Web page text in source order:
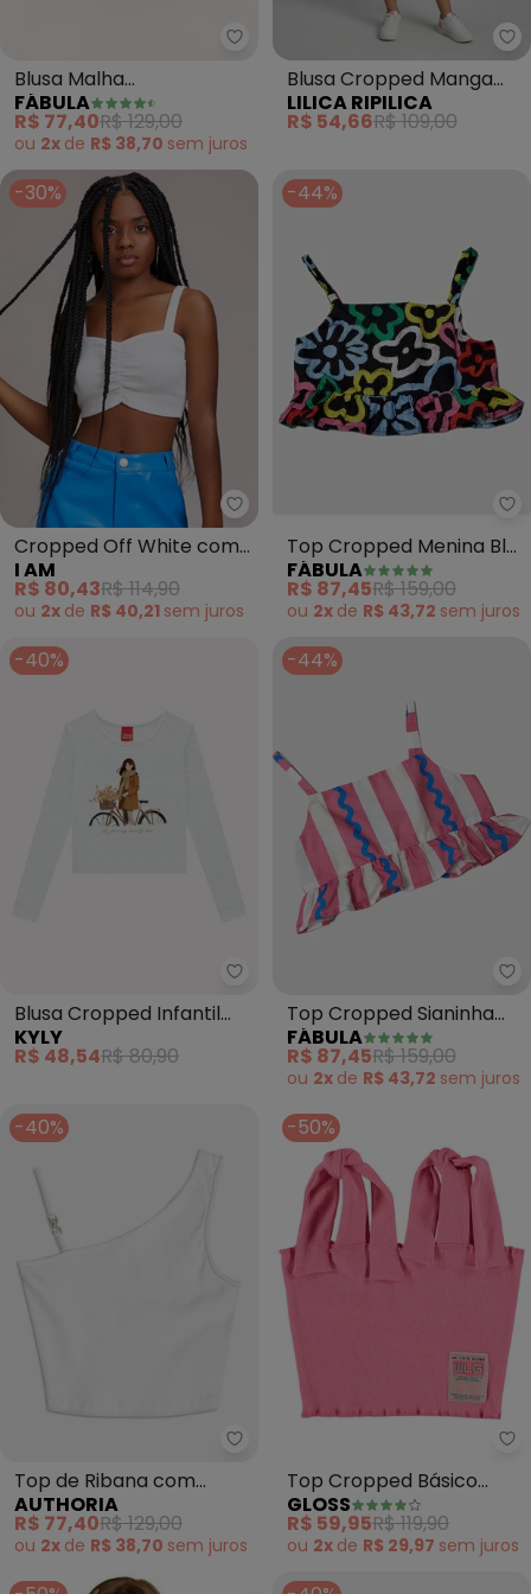
Fábula - Blusa Malha
Blusa Malha
Manchadinha (Preto)
FÁBULA
R$ 77,40R$ 129,00
ou 2x de R$ 38,70 sem juros
Blusa Cropped Manga
Curta Infantil (Branco)
LILICA RIPILICA
R$ 54,66R$ 109,00
-30%
I Am - Cropped Off White com
Cropped Off White com
Franzido (Off White)
I AM
R$ 80,43R$ 114,90
ou 2x de R$ 40,21 sem juros
-44%
Top Cropped Menina Blu
(Preto)
FÁBULA
R$ 87,45R$ 159,00
ou 2x de R$ 43,72 sem juros
-40%
Kyly - Blusa Cropped Infantil
Blusa Cropped Infantil
Menina Estampa (Cinza)
KYLY
R$ 48,54R$ 80,90
-44%
Top Cropped Sianinha
(Rosa)
FÁBULA
R$ 87,45R$ 159,00
ou 2x de R$ 43,72 sem juros
-40%
Top de Ribana com
Passante (Off White)
AUTHORIA
R$ 77,40R$ 129,00
ou 2x de R$ 38,70 sem juros
-50%
Top Cropped Básico
Juvenil (Rosa Pink)
GLOSS
R$ 59,95R$ 119,90
ou 2x de R$ 29,97 sem juros